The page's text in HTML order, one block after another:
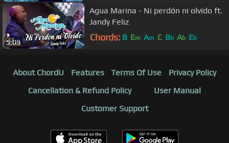
5:09
Agua Marina - Ni perdón ni olvido ft.
Jandy Feliz
Chords: B Em Am C Bb Ab Eb
About ChordU Features Terms Of Use
Privacy Policy
Cancellation & Refund Policy
User Manual
Customer Support